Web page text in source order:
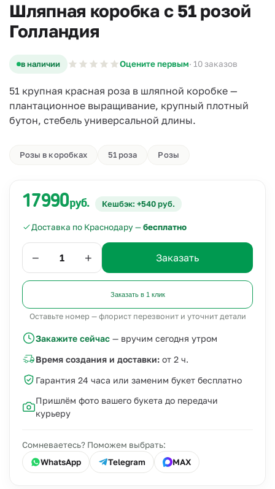
Шляпная коробка с 51 розой
Голландия
в наличии Оцените первым· 10 заказов
51 крупная красная роза в шляпной коробке —
плантационное выращивание, крупный плотный
бутон, стебель универсальной длины.
Розы в коробках 51 роза Розы
17990руб. Кешбэк: +540 руб.
Доставка по Краснодару —бесплатно
− + Заказать
Заказать в 1 клик
Оставьте номер — флорист перезвонит и уточнит детали
Закажите сейчас — вручим сегодня утром
Время создания и доставки: от 2 ч.
Гарантия 24 часа или заменим букет бесплатно
Пришлём фото вашего букета до передачи
курьеру
Сомневаетесь? Поможем выбрать:
WhatsApp
Telegram MAX